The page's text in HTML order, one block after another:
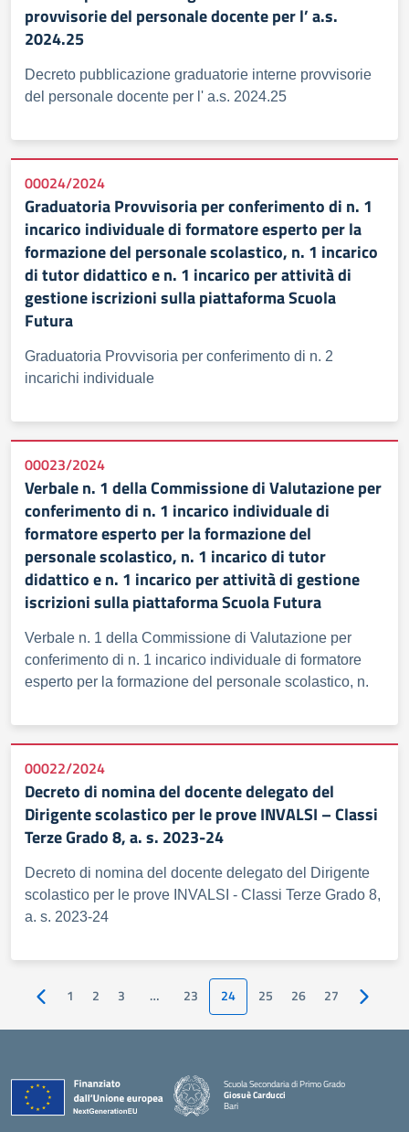
provvisorie del personale docente per l’ a.s.
2024.25
Decreto pubblicazione graduatorie interne provvisorie
del personale docente per l' a.s. 2024.25
00024/2024
Graduatoria Provvisoria per conferimento di n. 1
incarico individuale di formatore esperto per la
formazione del personale scolastico, n. 1 incarico
di tutor didattico e n. 1 incarico per attività di
gestione iscrizioni sulla piattaforma Scuola
Futura
Graduatoria Provvisoria per conferimento di n. 2
incarichi individuale
00023/2024
Verbale n. 1 della Commissione di Valutazione per
conferimento di n. 1 incarico individuale di
formatore esperto per la formazione del
personale scolastico, n. 1 incarico di tutor
didattico e n. 1 incarico per attività di gestione
iscrizioni sulla piattaforma Scuola Futura
Verbale n. 1 della Commissione di Valutazione per
conferimento di n. 1 incarico individuale di formatore
esperto per la formazione del personale scolastico, n.
00022/2024
Decreto di nomina del docente delegato del
Dirigente scolastico per le prove INVALSI – Classi
Terze Grado 8, a. s. 2023-24
Decreto di nomina del docente delegato del Dirigente
scolastico per le prove INVALSI - Classi Terze Grado 8,
a. s. 2023-24
Pagina precedente
1 2 3 … 23 24 25 26 27 Pagina
Scuola Secondaria di Primo Grado
Giosuè Carducci
Bari